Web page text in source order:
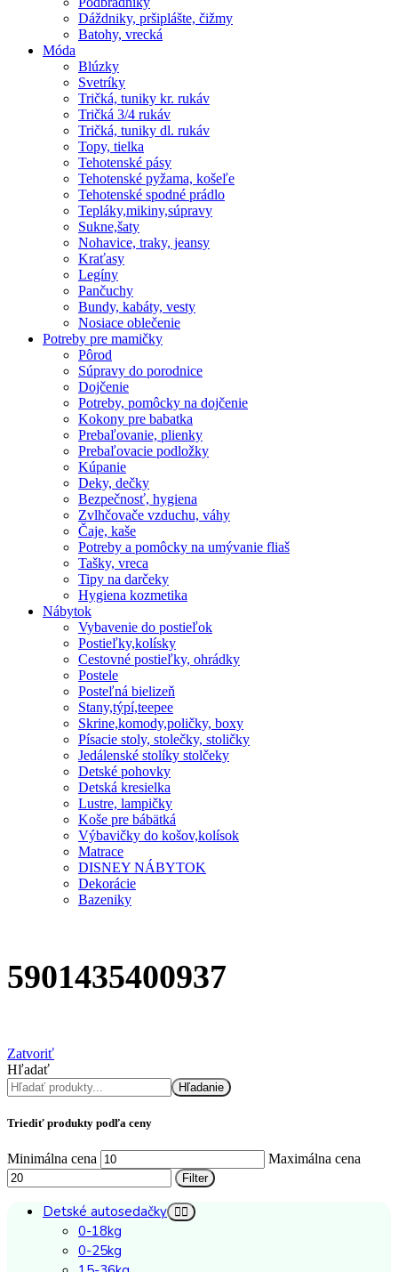
Dáždniky, pršiplášte, čižmy
Batohy, vrecká
Móda
Blúzky
Svetríky
Tričká, tuniky kr. rukáv
Tričká 3/4 rukáv
Tričká, tuniky dl. rukáv
Topy, tielka
Tehotenské pásy
Tehotenské pyžama, košeľe
Tehotenské spodné prádlo
Tepláky,mikiny,súpravy
Sukne,šaty
Nohavice, traky, jeansy
Kraťasy
Legíny
Pančuchy
Bundy, kabáty, vesty
Nosiace oblečenie
Potreby pre mamičky
Pôrod
Súpravy do porodnice
Dojčenie
Potreby, pomôcky na dojčenie
Kokony pre babatka
Prebaľovanie, plienky
Prebaľovacie podložky
Kúpanie
Deky, dečky
Bezpečnosť, hygiena
Zvlhčovače vzduchu, váhy
Čaje, kaše
Potreby a pomôcky na umývanie fliaš
Tašky, vreca
Tipy na darčeky
Hygiena kozmetika
Nábytok
Vybavenie do postieľok
Postieľky,kolísky
Cestovné postieľky, ohrádky
Postele
Posteľná bielizeň
Stany,týpí,teepee
Skrine,komody,poličky, boxy
Písacie stoly, stolečky, stoličky
Jedálenské stolíky stolčeky
Detské pohovky
Detská kresielka
Lustre, lampičky
Koše pre bábätká
Výbavičky do košov,kolísok
Matrace
DISNEY NÁBYTOK
Dekorácie
Bazeniky
5901435400937
Zatvoriť
Hľadať
Hľadanie
Triediť produkty podľa ceny
Minimálna cena Maximálna cena
Filter
Detské autosedačky
0-18kg
0-25kg